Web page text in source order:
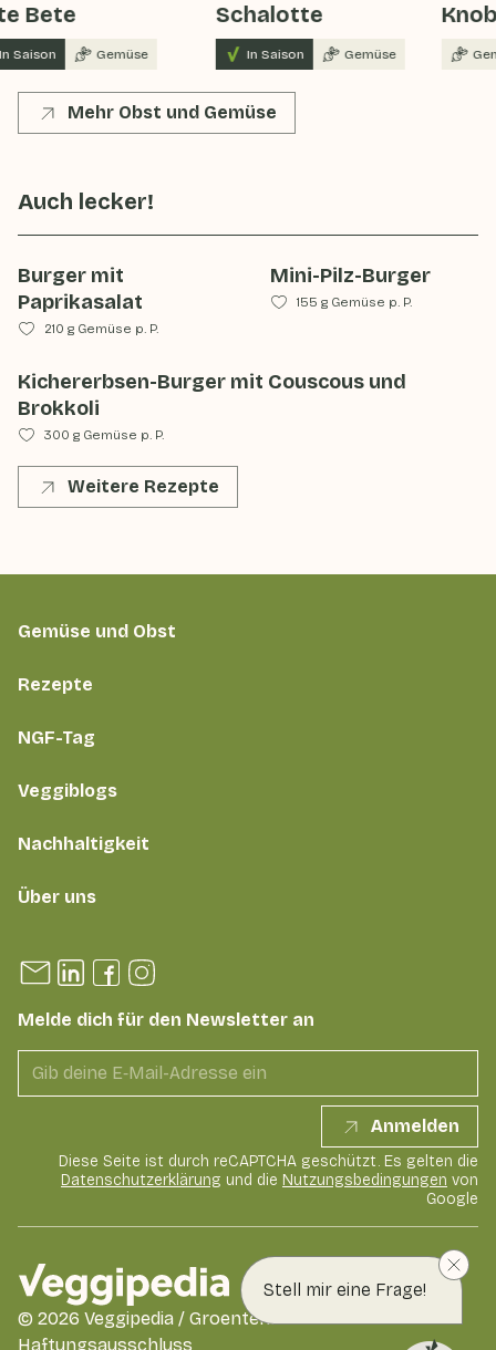
Stell mir eine Frage!
Bete
Saison Gemüse
Schalotte
In Saison Gemüse
Mehr Obst und Gemüse
Auch lecker!
Burger mit
Paprikasalat
210 g Gemüse p. P.
Mini-Pilz-Burger
155 g Gemüse p. P.
Kichererbsen-Burger mit Couscous und
Brokkoli
300 g Gemüse p. P.
Weitere Rezepte
Gemüse und Obst
Rezepte
NGF-Tag
Veggiblogs
Nachhaltigkeit
Über uns
Melde dich für den Newsletter an
Anmelden
Diese Seite ist durch reCAPTCHA geschützt. Es gelten die
Datenschutzerklärung und die Nutzungsbedingungen von
Google
Haftungsausschluss
© 2026 Veggipedia / GroentenFruit Huis